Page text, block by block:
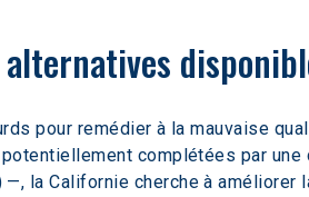
pour remédier à la mauvaise
complétées par une
la Californie cherche à